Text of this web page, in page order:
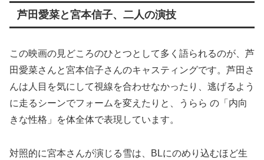
芦田愛菜と宮本信子、二人の演技
この映画の見どころのひとつとして多く語られるのが、芦
田愛菜さんと宮本信子さんのキャスティングです。芦田さ
んは人目を気にして視線を合わせなかったり、逃げるよう
に走るシーンでフォームを変えたりと、うらら の「内向
きな性格」を体全体で表現しています。
対照的に宮本さんが演じる雪は、BLにのめり込むほど生